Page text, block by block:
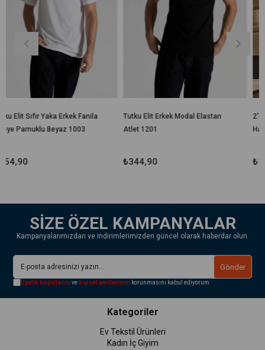
Fanila
Tutku Elit Erkek Modal Elastan
Atlet 1201
2'li Jakarlı Büyük Boy
Havlusu 90x150 Cm
Ücretsiz
SİZE ÖZEL KAMPANYALAR
Kampanyalarımızdan ve indirimlerimizden güncel olarak haberdar olun.
Gönder
Üyelik koşullarını ve kişisel verilerimin korunmasını kabul ediyorum.
Kategoriler
Ev Tekstil Ürünleri
Kadın İç Giyim